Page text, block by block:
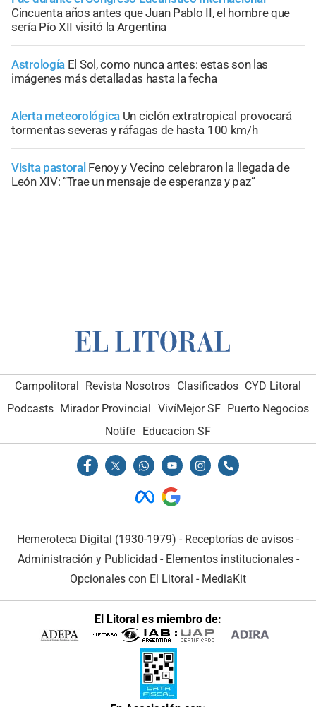
Cincuenta años antes que Juan Pablo II, el hombre que
sería Pío XII visitó la Argentina
Astrología El Sol, como nunca antes: estas son las
imágenes más detalladas hasta la fecha
Alerta meteorológica Un ciclón extratropical provocará
tormentas severas y ráfagas de hasta 100 km/h
Visita pastoral Fenoy y Vecino celebraron la llegada de
León XIV: “Trae un mensaje de esperanza y paz”
Campolitoral Revista Nosotros Clasificados CYD Litoral
Podcasts Mirador Provincial VivíMejor SF Puerto Negocios
Notife Educacion SF
Hemeroteca Digital (1930-1979) - Receptorías de avisos -
Administración y Publicidad - Elementos institucionales-
Opcionales con El Litoral - MediaKit
El Litoral es miembro de: